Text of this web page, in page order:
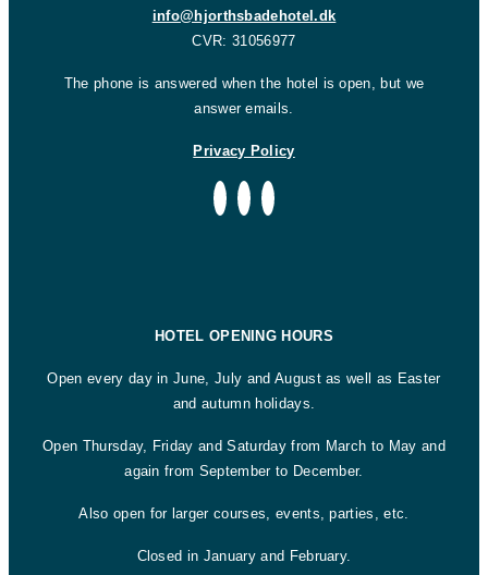
info@hjorthsbadehotel.dk
CVR: 31056977
The phone is answered when the hotel is open, but we
answer emails.
Privacy Policy
HOTEL OPENING HOURS
Open every day in June, July and August as well as Easter
and autumn holidays.
Open Thursday, Friday and Saturday from March to May and
again from September to December.
Also open for larger courses, events, parties, etc.
Closed in January and February.